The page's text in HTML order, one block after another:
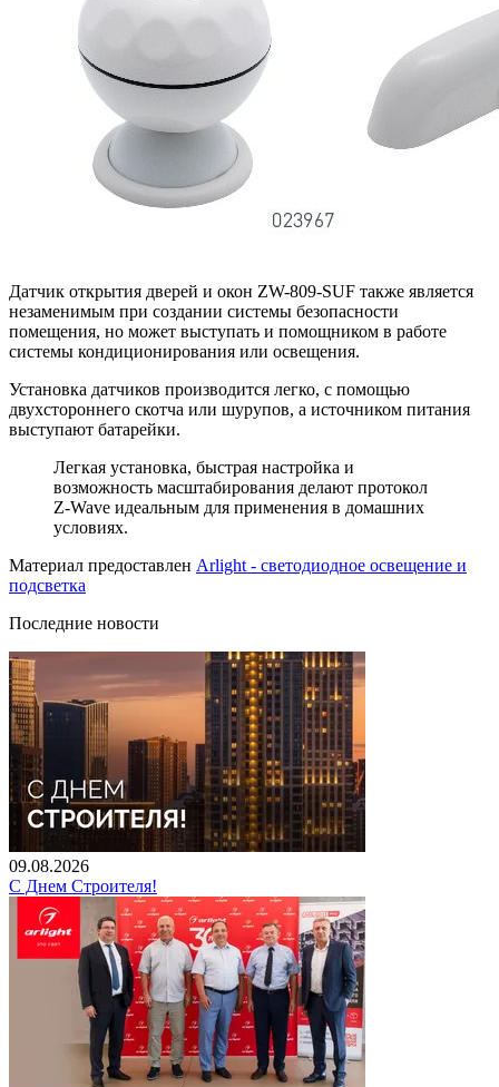
Датчик открытия дверей и окон ZW-809-SUF также является
незаменимым при создании системы безопасности
помещения, но может выступать и помощником в работе
системы кондиционирования или освещения.
Установка датчиков производится легко, с помощью
двухстороннего скотча или шурупов, а источником питания
выступают батарейки.
Легкая установка, быстрая настройка и
возможность масштабирования делают протокол
Z-Wave идеальным для применения в домашних
условиях.
Материал предоставлен Arlight - светодиодное освещение и
подсветка
Последние новости
09.08.2026
С Днем Строителя!